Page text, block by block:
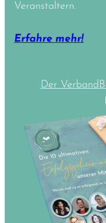
Veranstaltern.
Erfahre mehr!
Der Verband